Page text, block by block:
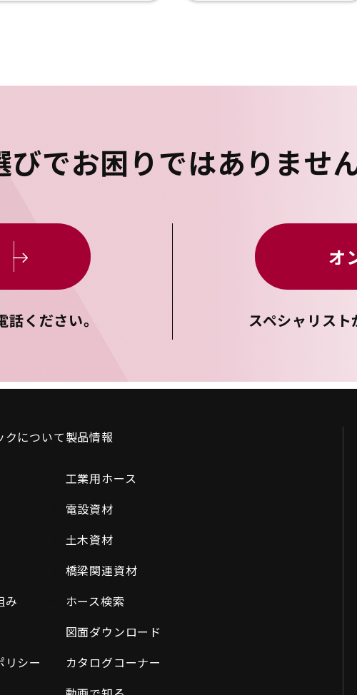
びでお困りではありませ
話ください。
オ
スペシャリス
クについて
み
リシー
製品情報
工業用ホース
電設資材
土木資材
橋梁関連資材
ホース検索
図面ダウンロード
カタログコーナー